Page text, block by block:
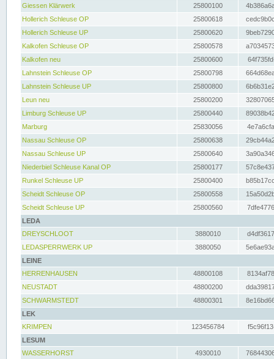
Giessen Klärwerk
25800100
Hollerich Schleuse OP
25800618
Hollerich Schleuse UP
25800620
Kalkofen Schleuse OP
25800578
Kalkofen neu
25800600
Lahnstein Schleuse OP
25800798
Lahnstein Schleuse UP
25800800
Leun neu
25800200
Limburg Schleuse UP
25800440
Marburg
25830056
Nassau Schleuse OP
25800638
Nassau Schleuse UP
25800640
Niederbiel Schleuse Kanal OP
25800177
Runkel Schleuse UP
25800400
Scheidt Schleuse OP
25800558
Scheidt Schleuse UP
25800560
LEDA
DREYSCHLOOT
3880010
LEDASPERRWERK UP
3880050
LEINE
HERRENHAUSEN
48800108
NEUSTADT
48800200
SCHWARMSTEDT
48800301
LEK
KRIMPEN
123456784
LESUM
WASSERHORST
4930010